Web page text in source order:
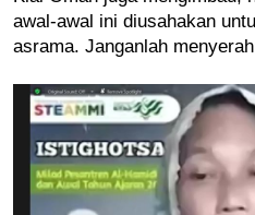
awal-awal ini diusahakan
asrama. Janganlah